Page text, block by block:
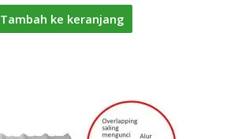
Tambah ke keranjang